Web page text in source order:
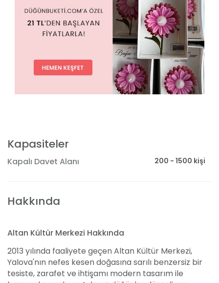
Kapasiteler
Kapalı Davet Alanı 200 - 1500 kişi
Hakkında
Altan Kültür Merkezi Hakkında
2013 yılında faaliyete geçen Altan Kültür Merkezi,
Yalova'nın nefes kesen doğasına sarılı benzersiz bir
tesiste, zarafet ve ihtişamı modern tasarım ile